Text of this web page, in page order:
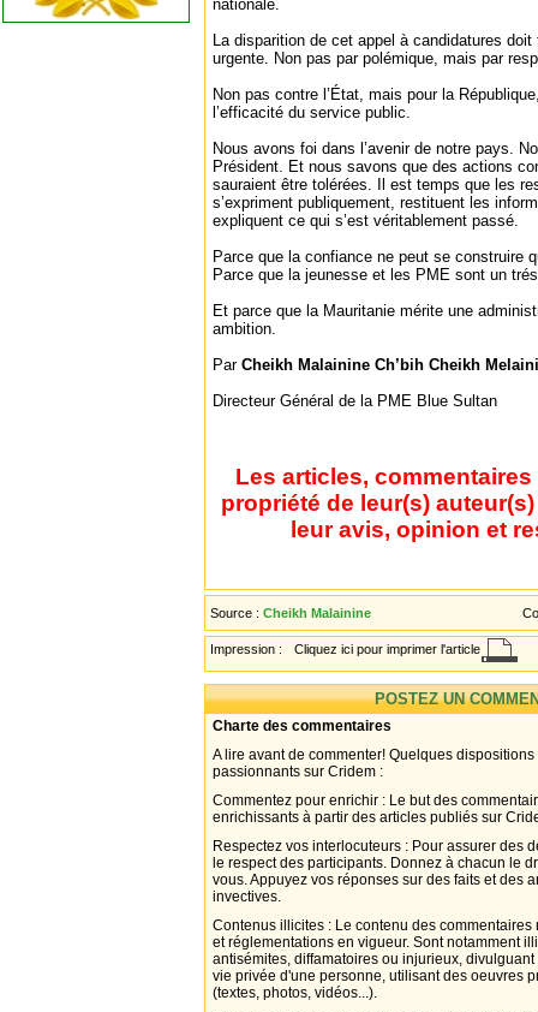
nationale.
La disparition de cet appel à candidatures doit
urgente. Non pas par polémique, mais par
Non pas contre l’État, mais pour la
l’efficacité du service public.
Nous avons foi dans l’avenir de notre pays.
Président. Et nous savons que des actions
sauraient être tolérées. Il est temps que les
s’expriment publiquement, restituent les
expliquent ce qui s’est véritablement passé.
Parce que la confiance ne peut se construire
Parce que la jeunesse et les PME sont un
Et parce que la Mauritanie mérite une
ambition.
Par Cheikh Malainine Ch’bih Cheikh
Directeur Général de la PME Blue Sultan
Les articles,
propriété de leur(s)
leur avis, opinion et
Source : Cheikh Malainine
Impression : Cliquez ici pour imprimer l'article
POSTEZ UN
Charte des commentaires
A lire avant de commenter! Quelques
passionnants sur Cridem :
Commentez pour enrichir : Le but des
enrichissants à partir des articles publiés sur
Respectez vos interlocuteurs : Pour assurer des
le respect des participants. Donnez à chacun le
vous. Appuyez vos réponses sur des faits et des
invectives.
Contenus illicites : Le contenu des
et réglementations en vigueur. Sont notamment
antisémites, diffamatoires ou injurieux,
vie privée d'une personne, utilisant des oeuvres
(textes, photos, vidéos...).